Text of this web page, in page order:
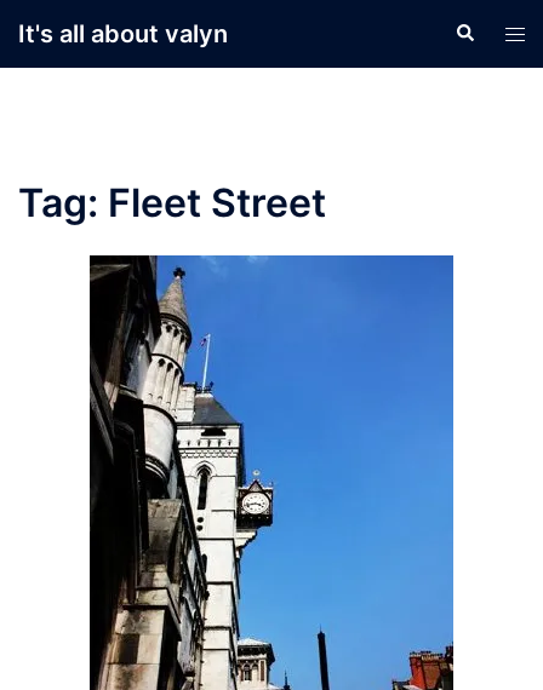
It's all about valyn Search
Tag: Fleet Street